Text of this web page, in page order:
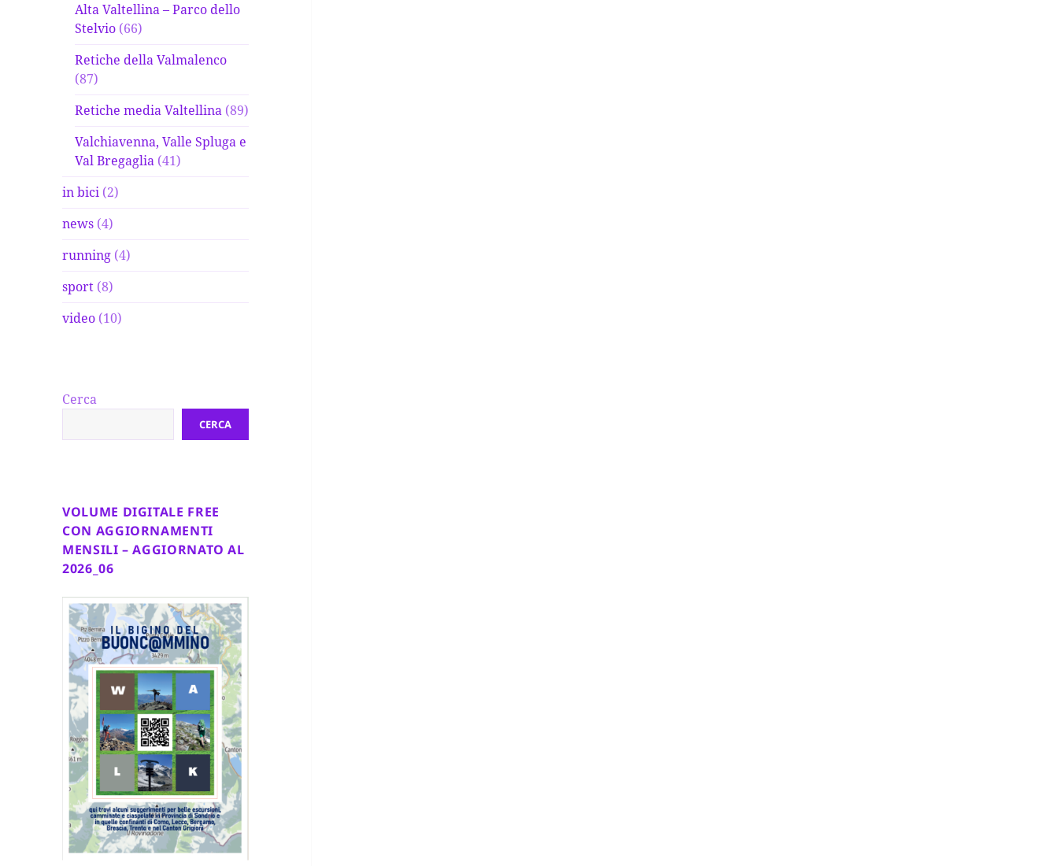
Alta Valtellina – Parco dello
Stelvio (66)
Retiche della Valmalenco
(87)
Retiche media Valtellina (89)
Valchiavenna, Valle Spluga e
Val Bregaglia (41)
in bici (2)
news (4)
running (4)
sport (8)
video (10)
Cerca
CERCA
VOLUME DIGITALE FREE
CON AGGIORNAMENTI
MENSILI – AGGIORNATO AL
2026_06